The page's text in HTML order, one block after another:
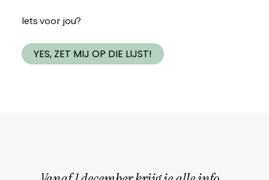
Iets voor jou?
YES, ZET MIJ OP DIE LIJST!